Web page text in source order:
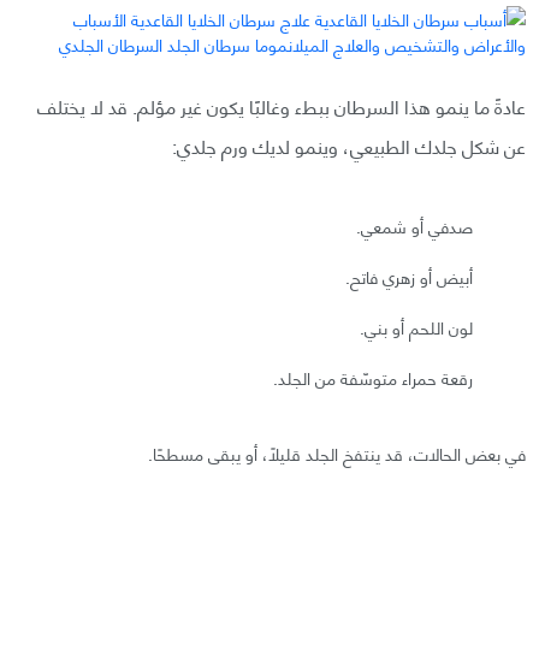
عادةً ما ينمو هذا السرطان ببطء وغالبًا يكون غير مؤلم. قد لا يختلف
عن شكل جلدك الطبيعي، وينمو لديك ورم جلدي:
صدفي أو شمعي.
أبيض أو زهري فاتح.
لون اللحم أو بني.
رقعة حمراء متوسّفة من الجلد.
في بعض الحالات، قد ينتفخ الجلد قليلًا، أو يبقى مسطحًا.